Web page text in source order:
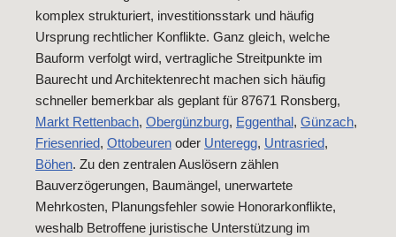
komplex strukturiert, investitionsstark und häufig
Ursprung rechtlicher Konflikte. Ganz gleich, welche
Bauform verfolgt wird, vertragliche Streitpunkte im
Baurecht und Architektenrecht machen sich häufig
schneller bemerkbar als geplant für 87671 Ronsberg,
Markt Rettenbach, Obergünzburg, Eggenthal, Günzach,
Friesenried, Ottobeuren oder Unteregg, Untrasried,
Böhen. Zu den zentralen Auslösern zählen
Bauverzögerungen, Baumängel, unerwartete
Mehrkosten, Planungsfehler sowie Honorarkonflikte,
weshalb Betroffene juristische Unterstützung im